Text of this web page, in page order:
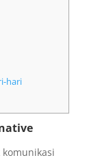
hari
komunikasi